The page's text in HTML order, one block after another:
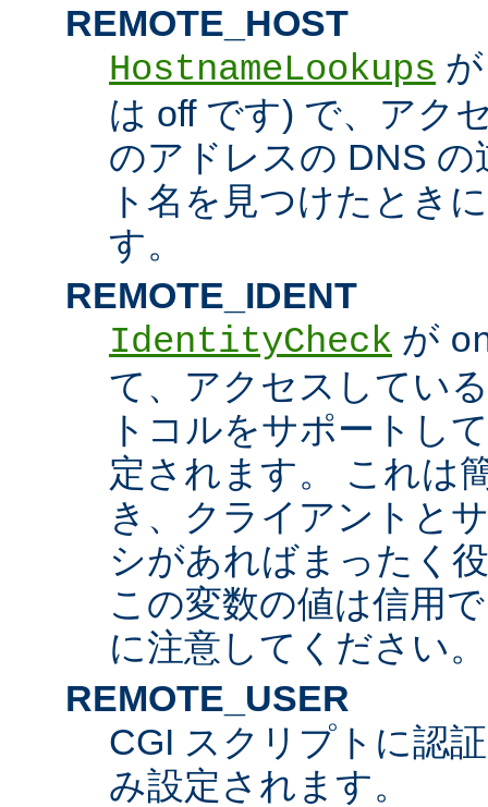
REMOTE_HOST
HostnameLookups
は off です) で、アク
のアドレスの DNS
ト名を見つけたとき
す。
REMOTE_IDENT
IdentityCheck が
て、アクセスしてい
トコルをサポートし
定されます。 これは
き、クライアントと
シがあればまったく
この変数の値は信用
に注意してください。
REMOTE_USER
CGI スクリプトに認
み設定されます。